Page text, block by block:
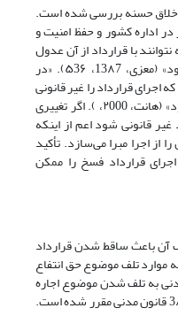
اخلاق حسنه بررسی شده است.
اداره کشور و حفظ امنیت و
با قرارداد از آن عدول
نمایند، نظم عمومی‌‌داخلی نامیده می‌شود» (معزی، 13۸7، ۵3۶). «در
قرارداد را غیر قانونی
سازد، باعث استنکاف از قرارداد می‌شود» (هانت، ۲000، ). اگر تغییری
قانونی شود اعم از اینکه
از اجرا مبرا می‌سازد. تأکید
قرارداد فسخ را ممکن
آن باعث ساقط شدن قرارداد
در ماده ۵1 قانون مدنی بند ۲ به موارد تلف موضوع حق انتفاع
در ماده ۴۸۲ قانون مدنی به تلف شدن موضوع اجاره
اشاره شده است. برای تلف مبیع ماده 3۸7 قانون مدنی مقرر شده است.